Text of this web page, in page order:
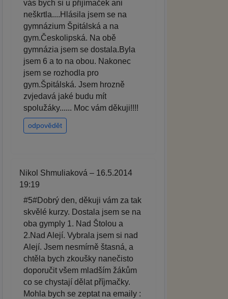
vás bych si u přijímaček ani
neškrtla....Hlásila jsem se na
gymnázium Špitálská a na
gym.Českolipská. Na obě
gymnázia jsem se dostala.Byla
jsem 6 a to na obou. Nakonec
jsem se rozhodla pro
gym.Špitálská. Jsem hrozně
zvjedavá jaké budu mít
spolužáky...... Moc vám děkuji!!!!
odpovědět
Nikol Shmuliaková – 16.5.2014
19:19
#5#Dobrý den, děkuji vám za tak
skvělé kurzy. Dostala jsem se na
oba gymply 1. Nad Štolou a
2.Nad Alejí. Vybrala jsem si nad
Alejí. Jsem nesmírně štasná, a
chtěla bych zkoušky nanečisto
doporučit všem mladším žákům
co se chystají dělat příjmačky.
Mohla bych se zeptat na emaily :